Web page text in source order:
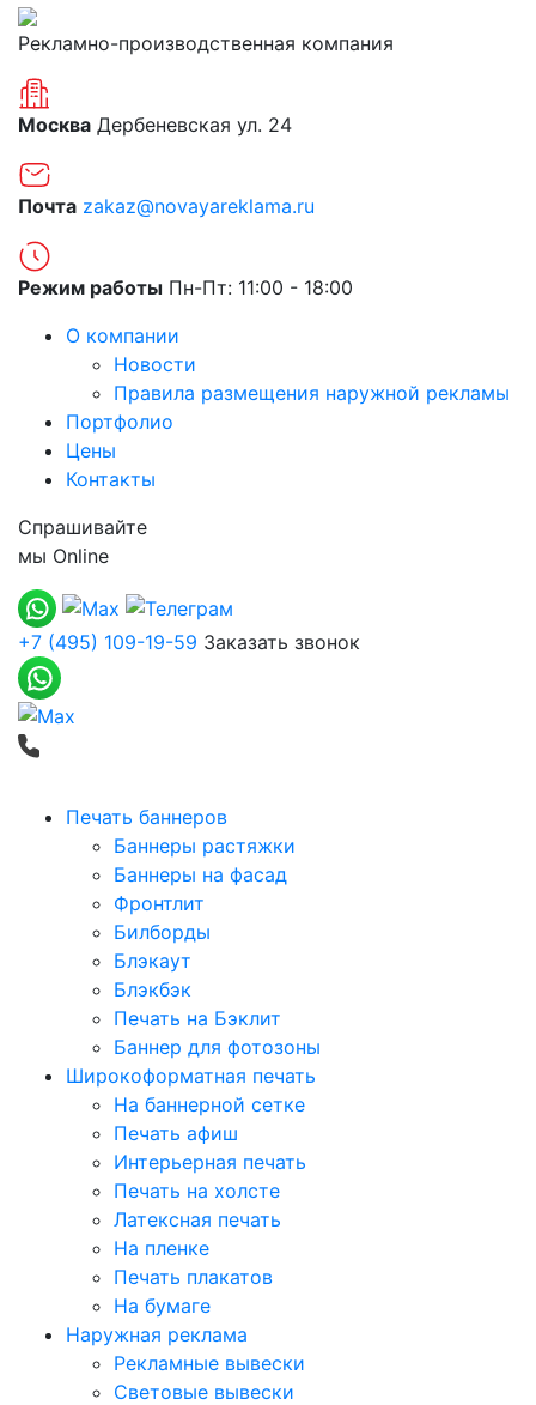
Рекламно-производственная компания
Москва Дербеневская ул. 24
Почта zakaz@novayareklama.ru
Режим работы Пн-Пт: 11:00 - 18:00
О компании
Новости
Правила размещения наружной рекламы
Портфолио
Цены
Контакты
Спрашивайте
мы Online
+7 (495) 109-19-59 Заказать звонок
Печать баннеров
Баннеры растяжки
Баннеры на фасад
Фронтлит
Билборды
Блэкаут
Блэкбэк
Печать на Бэклит
Баннер для фотозоны
Широкоформатная печать
На баннерной сетке
Печать афиш
Интерьерная печать
Печать на холсте
Латексная печать
На пленке
Печать плакатов
На бумаге
Наружная реклама
Рекламные вывески
Световые вывески